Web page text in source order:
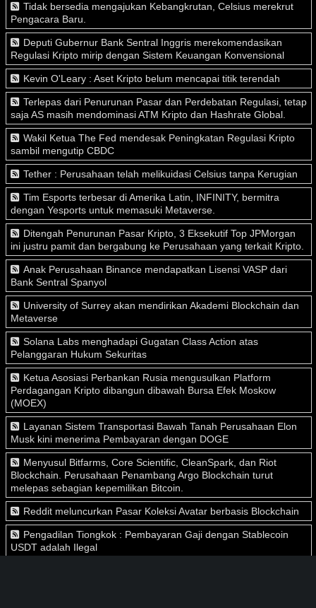
Tidak bersedia mengajukan Kebangkrutan, Celsius merekrut
Pengacara Baru.
Deputi Gubernur Bank Sentral Inggris merekomendasikan
Regulasi Kripto mirip dengan Sistem Keuangan Konvensional
Kevin O'Leary : Aset Kripto belum mencapai titik terendah
Terlepas dari Penurunan Pasar dan Perdebatan Regulasi, tetap
saja AS masih mendominasi ATM Kripto dan Hashrate Global.
Wakil Ketua The Fed mendesak Peningkatan Regulasi Kripto
sambil mengutip CBDC
Tether : Perusahaan telah melikuidasi Celsius tanpa Kerugian
Tim Esports terbesar di Amerika Latin, INFINITY, bermitra
dengan Yesports untuk memasuki Metaverse.
Ditengah Penurunan Pasar Kripto, 3 Eksekutif Top JPMorgan
ini justru pamit dan bergabung ke Perusahaan yang terkait Kripto.
Anak Perusahaan Binance mendapatkan Lisensi VASP dari
Bank Sentral Spanyol
University of Surrey akan mendirikan Akademi Blockchain dan
Metaverse
Solana Labs menghadapi Gugatan Class Action atas
Pelanggaran Hukum Sekuritas
Ketua Asosiasi Perbankan Rusia mengusulkan Platform
Perdagangan Kripto dibangun dibawah Bursa Efek Moskow
(MOEX)
Layanan Sistem Transportasi Bawah Tanah Perusahaan Elon
Musk kini menerima Pembayaran dengan DOGE
Menyusul Bitfarms, Core Scientific, CleanSpark, dan Riot
Blockchain. Perusahaan Penambang Argo Blockchain turut
melepas sebagian kepemilikan Bitcoin.
Reddit meluncurkan Pasar Koleksi Avatar berbasis Blockchain
Pengadilan Tiongkok : Pembayaran Gaji dengan Stablecoin
USDT adalah Ilegal